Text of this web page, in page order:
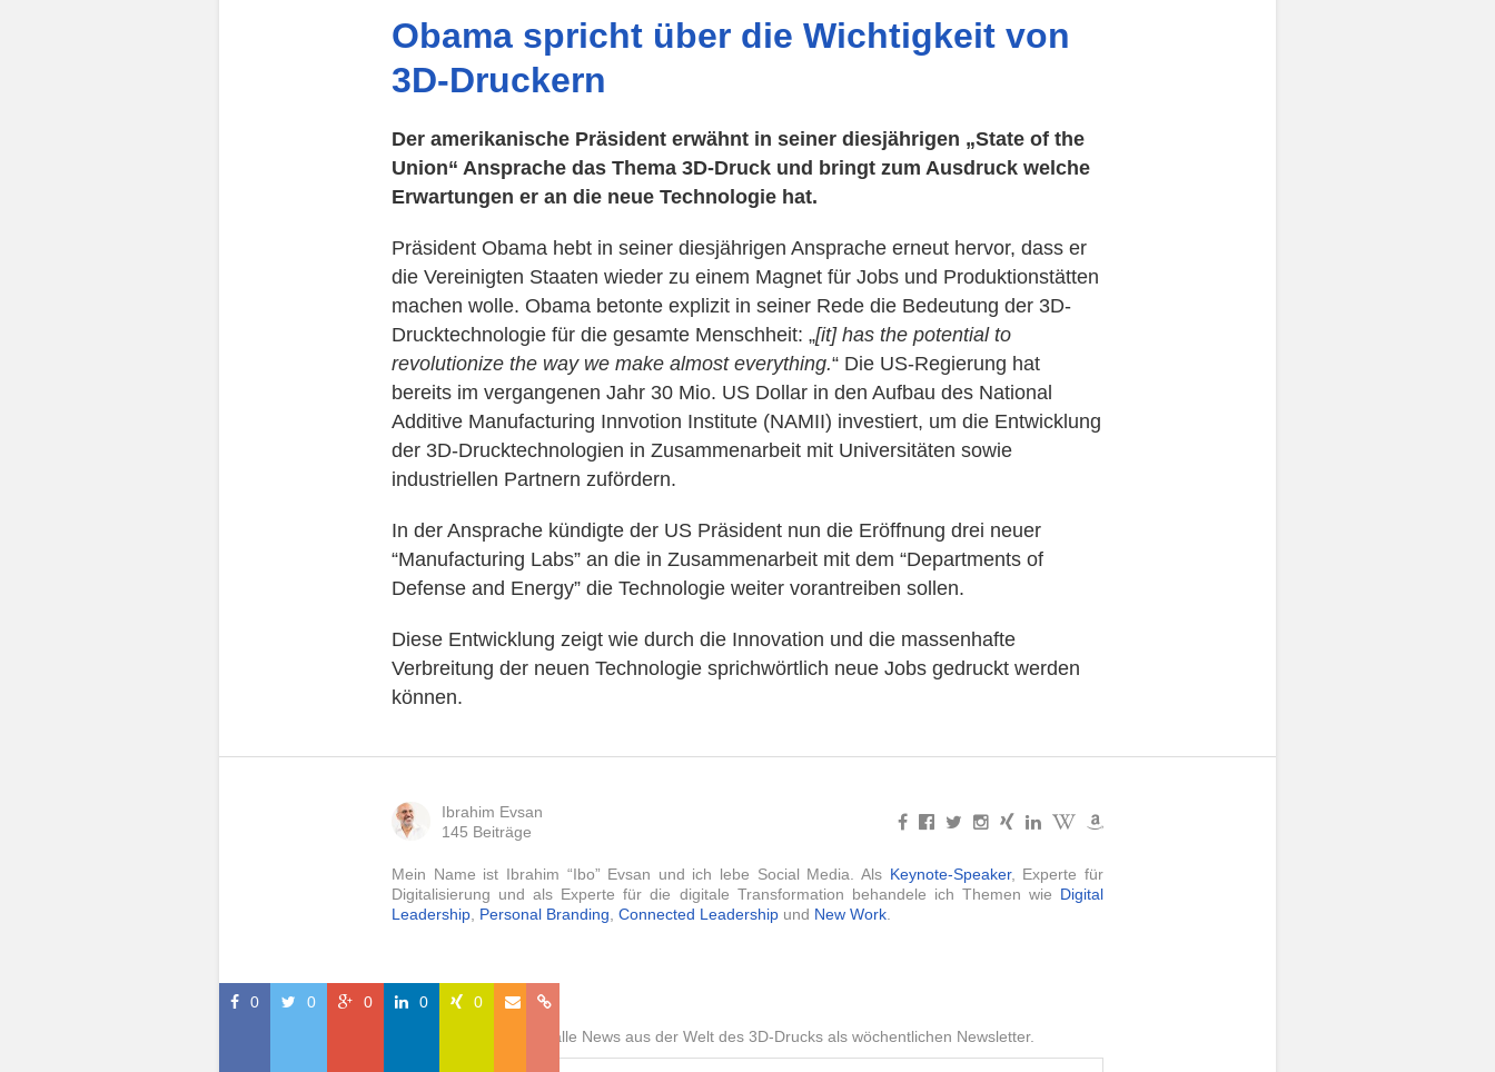
0 0 0 0 0
Obama spricht über die Wichtigkeit von
3D-Druckern
Der amerikanische Präsident erwähnt in seiner diesjährigen „State of the
Union“ Ansprache das Thema 3D-Druck und bringt zum Ausdruck welche
Erwartungen er an die neue Technologie hat.
Präsident Obama hebt in seiner diesjährigen Ansprache erneut hervor, dass er
die Vereinigten Staaten wieder zu einem Magnet für Jobs und Produktionstätten
machen wolle. Obama betonte explizit in seiner Rede die Bedeutung der 3D-
Drucktechnologie für die gesamte Menschheit: „[it] has the potential to
revolutionize the way we make almost everything.“ Die US-Regierung hat
bereits im vergangenen Jahr 30 Mio. US Dollar in den Aufbau des National
Additive Manufacturing Innvotion Institute (NAMII) investiert, um die Entwicklung
der 3D-Drucktechnologien in Zusammenarbeit mit Universitäten sowie
industriellen Partnern zufördern.
In der Ansprache kündigte der US Präsident nun die Eröffnung drei neuer
“Manufacturing Labs” an die in Zusammenarbeit mit dem “Departments of
Defense and Energy” die Technologie weiter vorantreiben sollen.
Diese Entwicklung zeigt wie durch die Innovation und die massenhafte
Verbreitung der neuen Technologie sprichwörtlich neue Jobs gedruckt werden
können.
Ibrahim Evsan
145 Beiträge
Mein Name ist Ibrahim “Ibo” Evsan und ich lebe Social Media. Als Keynote-Speaker, Experte für
Digitalisierung und als Experte für die digitale Transformation behandele ich Themen wie Digital
Leadership Personal Branding Connected Leadership und New Work
Newsletter
Erhalten Sie kostenlos alle News aus der Welt des 3D-Drucks als wöchentlichen Newsletter.